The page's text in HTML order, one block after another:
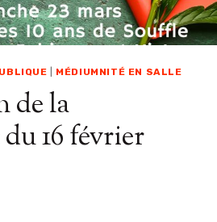
MÉDIUMNITÉ EN SALLE
de la
16 février